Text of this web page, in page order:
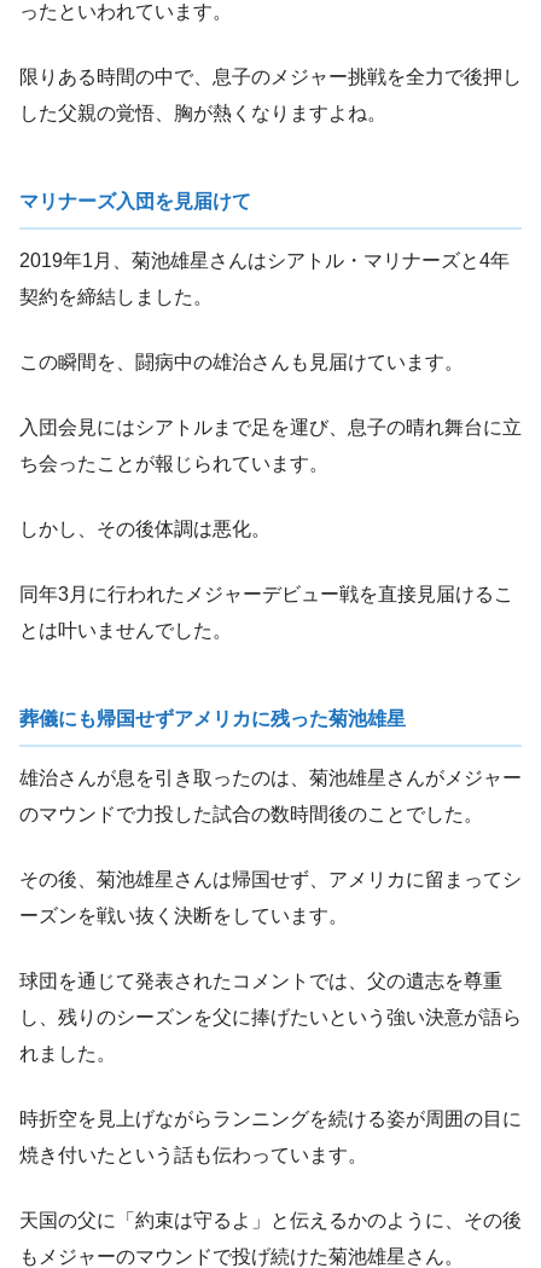
ったといわれています。
限りある時間の中で、息子のメジャー挑戦を全力で後押し
した父親の覚悟、胸が熱くなりますよね。
マリナーズ入団を見届けて
2019年1月、菊池雄星さんはシアトル・マリナーズと4年
契約を締結しました。
この瞬間を、闘病中の雄治さんも見届けています。
入団会見にはシアトルまで足を運び、息子の晴れ舞台に立
ち会ったことが報じられています。
しかし、その後体調は悪化。
同年3月に行われたメジャーデビュー戦を直接見届けるこ
とは叶いませんでした。
葬儀にも帰国せずアメリカに残った菊池雄星
雄治さんが息を引き取ったのは、菊池雄星さんがメジャー
のマウンドで力投した試合の数時間後のことでした。
その後、菊池雄星さんは帰国せず、アメリカに留まってシ
ーズンを戦い抜く決断をしています。
球団を通じて発表されたコメントでは、父の遺志を尊重
し、残りのシーズンを父に捧げたいという強い決意が語ら
れました。
時折空を見上げながらランニングを続ける姿が周囲の目に
焼き付いたという話も伝わっています。
天国の父に「約束は守るよ」と伝えるかのように、その後
もメジャーのマウンドで投げ続けた菊池雄星さん。